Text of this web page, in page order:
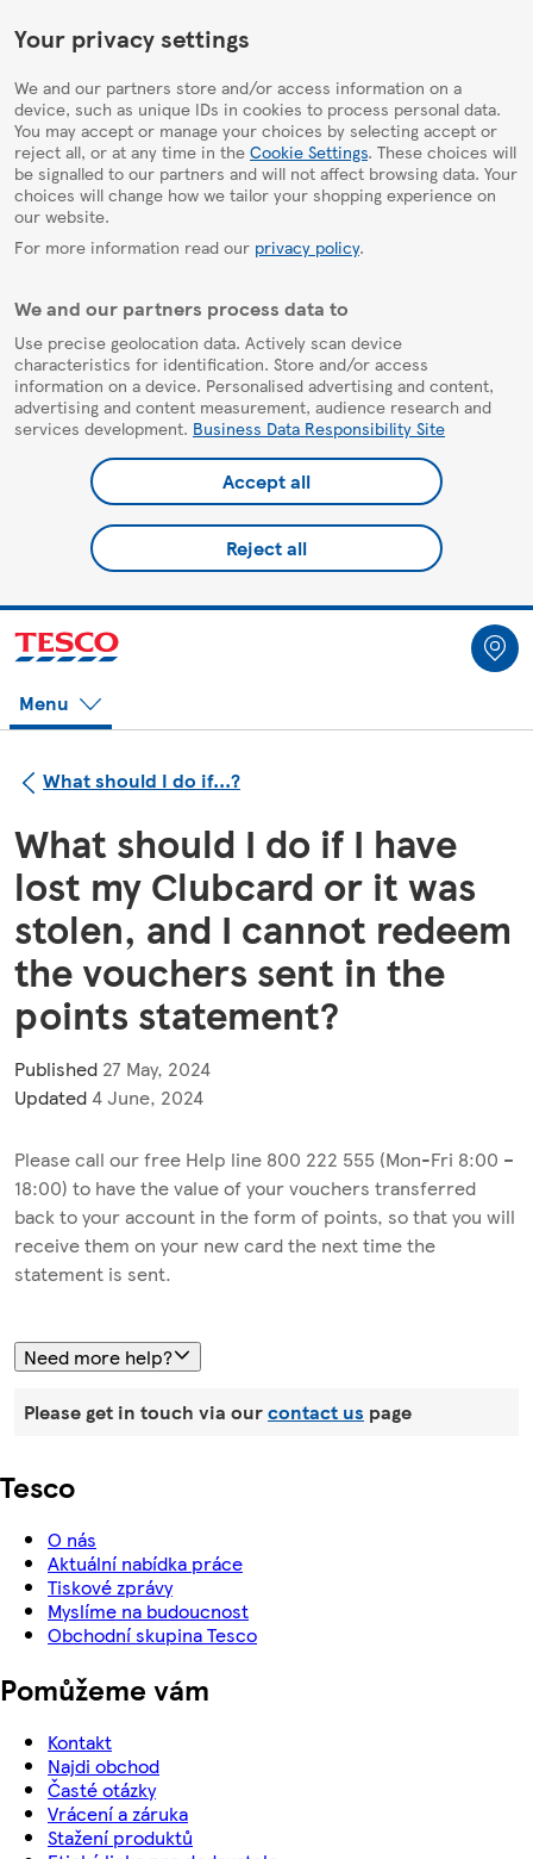
HelpPage
Your privacy settings
We and our partners store and/or access information on a
device, such as unique IDs in cookies to process personal data.
You may accept or manage your choices by selecting accept or
reject all, or at any time in the Cookie Settings. These choices will
be signalled to our partners and will not affect browsing data. Your
choices will change how we tailor your shopping experience on
our website.
For more information read our privacy policy.
We and our partners process data to
Use precise geolocation data. Actively scan device
characteristics for identification. Store and/or access
information on a device. Personalised advertising and content,
advertising and content measurement, audience research and
services development. Business Data Responsibility Site
Accept all
Reject all
Menu
What should I do if...?
What should I do if I have
lost my Clubcard or it was
stolen, and I cannot redeem
the vouchers sent in the
points statement?
Published 27 May, 2024
Updated4 June, 2024
Please call our free Help line 800 222 555 (Mon-Fri 8:00 –
18:00) to have the value of your vouchers transferred
back to your account in the form of points, so that you will
receive them on your new card the next time the
statement is sent.
Need more help?
Please get in touch via ourcontact us page
Tesco
O nás
Aktuální nabídka práce
Tiskové zprávy
Myslíme na budoucnost
Obchodní skupina Tesco
Pomůžeme vám
Kontakt
Najdi obchod
Časté otázky
Vrácení a záruka
Stažení produktů